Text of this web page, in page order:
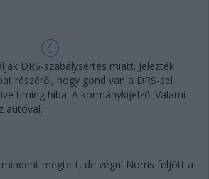
DRS-szabálysértés miatt. Jelezték
részéről, hogy gond van a DRS-sel.
timing hiba. A kormánykijelző. Valami
autóval.
mindent megtett, de végül Norris feljött a